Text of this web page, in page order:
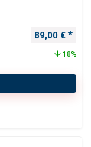
89,00 €
18%